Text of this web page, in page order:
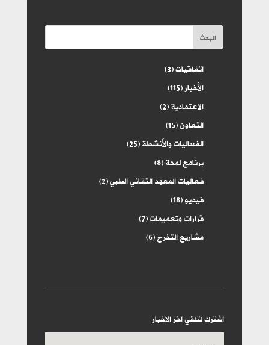
البحث
اتفاقيات(3)
الأخبار(115)
الاعتمادية(2)
التعاون(15)
الفعاليات والأنشطة(25)
برنامج لمحة(8)
فعاليات المعهد التقاني الطبي(2)
فيديو(18)
قرارات وتعميمات(7)
مشاريع التخرج(6)
اشترك لتلقي اخر الاخبار